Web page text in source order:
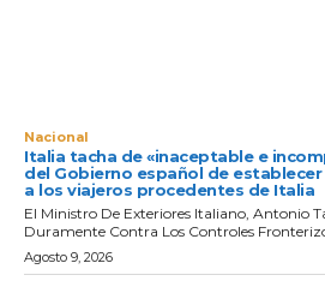
Nacional
Italia tacha de «inaceptable e
del Gobierno español de
a los viajeros procedentes de Italia
El Ministro De Exteriores Italiano, Antonio
Duramente Contra Los Controles
Agosto 9, 2026